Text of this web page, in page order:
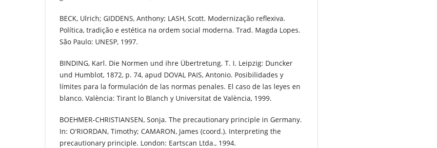
BECK, Ulrich; GIDDENS, Anthony; LASH, Scott. Modernização reflexiva.
Política, tradição e estética na ordem social moderna. Trad. Magda Lopes.
São Paulo: UNESP, 1997.
BINDING, Karl. Die Normen und ihre Übertretung. T. I. Leipzig: Duncker
und Humblot, 1872, p. 74, apud DOVAL PAIS, Antonio. Posibilidades y
límites para la formulación de las normas penales. El caso de las leyes en
blanco. València: Tirant lo Blanch y Universitat de València, 1999.
BOEHMER-CHRISTIANSEN, Sonja. The precautionary principle in Germany.
In: O'RIORDAN, Timothy; CAMARON, James (coord.). Interpreting the
precautionary principle. London: Eartscan Ltda., 1994.